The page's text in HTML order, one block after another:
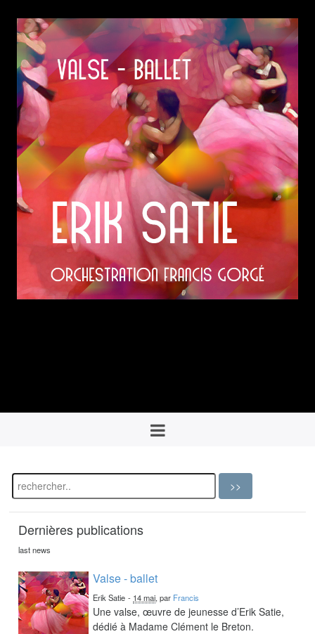
Dernières publications
last news
Valse - ballet
Erik Satie - 14 mai, par Francis
Une valse, œuvre de jeunesse d’Erik Satie,
dédié à Madame Clément le Breton.